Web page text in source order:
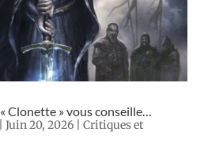
Clonette » vous conseille…
Juin 20, 2026| Critiques et